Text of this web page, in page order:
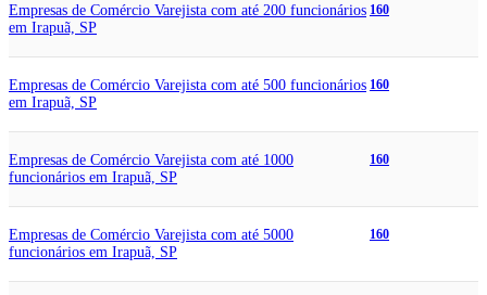
Empresas de Comércio Varejista com até 200 funcionários
em Irapuã, SP
160
Empresas de Comércio Varejista com até 500 funcionários
em Irapuã, SP
160
Empresas de Comércio Varejista com até 1000
funcionários em Irapuã, SP
160
Empresas de Comércio Varejista com até 5000
funcionários em Irapuã, SP
160